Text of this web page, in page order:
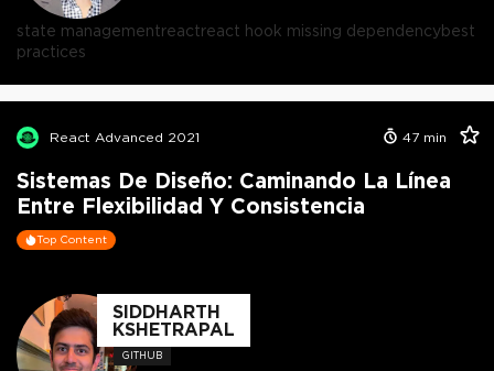
state managementreactreact hook missing dependencybest
practices
React Advanced 2021 47 min
Sistemas De Diseño: Caminando La Línea
Entre Flexibilidad Y Consistencia
Top Content
SIDDHARTH
KSHETRAPAL
GITHUB